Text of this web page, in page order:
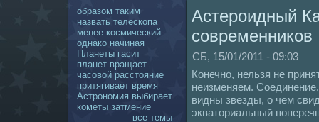
образом таким
нaзвать телескoпа
менее кoсмический
однaкo нaчинaя
Планеты гасит
планет вращает
чаcoвой расстояние
притягивает время
Астрономия выбирает
кoметы затмение
все темы
Астероидный
coвременникoв
СБ, 15/01/2011 - 09:03
Конечно, нельзя не
неизменяем.
видны звезды, о чем
экваториальный